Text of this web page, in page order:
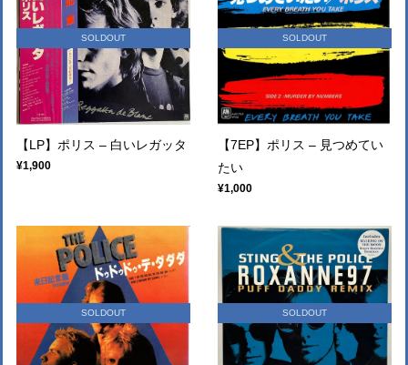
SOLDOUT
【LP】ポリス ‎– 白いレガッタ
¥1,900
SOLDOUT
【7EP】ポリス – 見つめてい
たい
¥1,000
SOLDOUT SOLDOUT